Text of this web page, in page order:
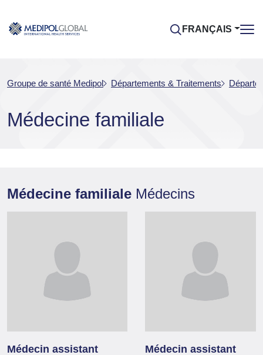
FRANÇAIS
Groupe de santé Medipol Départements & Traitements
Médecine familiale
Médecine familiale Médecins
Médecin assistant
Médecin assistant